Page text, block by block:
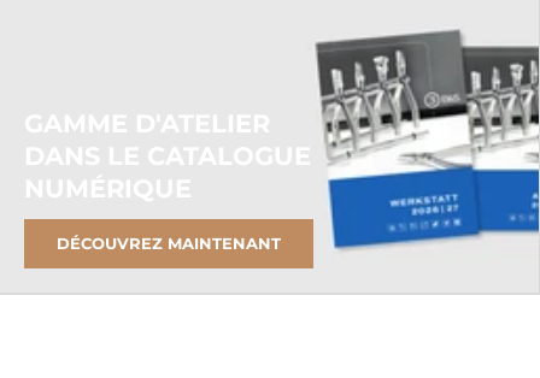
DÉCOUVREZ MAINTENANT